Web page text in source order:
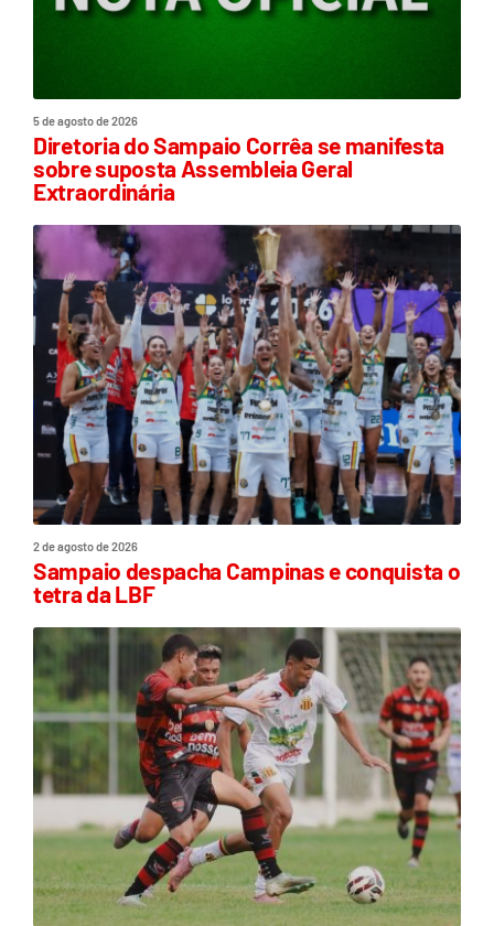
5 de agosto de 2026
Diretoria do Sampaio Corrêa se manifesta
sobre suposta Assembleia Geral
Extraordinária
2 de agosto de 2026
Sampaio despacha Campinas e conquista o
tetra da LBF